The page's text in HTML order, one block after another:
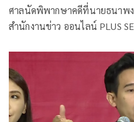
หาย 1.4 ล้าน
ศาลนัดพิพากษาคดีที่นายธนาพง
สำนักงานข่าว ออนไลน์ PLUS
ฟ้องสำนักงานตำรวจแห่งชาติ